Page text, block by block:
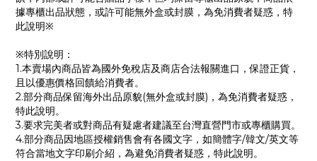
據專櫃出品狀態，或許可能無外盒或封膜，為免消費者疑惑，特
此說明※
※特別說明：
1.本賣場內商品皆為國外免稅店及商店合法報關進口，保證正貨，
且以優惠價格回饋給消費者。
2.部分商品保留海外出品原貌(無外盒或封膜)，為免消費者疑惑，
特此說明。
3.要求完美者或對商品有疑慮者建議至台灣直營門市或專櫃購買。
4.部分商品因地區授權銷售會有各國文字，如簡體字/韓文/英文等
符合當地文字印刷介紹，為避免消費者疑惑，特此說明。